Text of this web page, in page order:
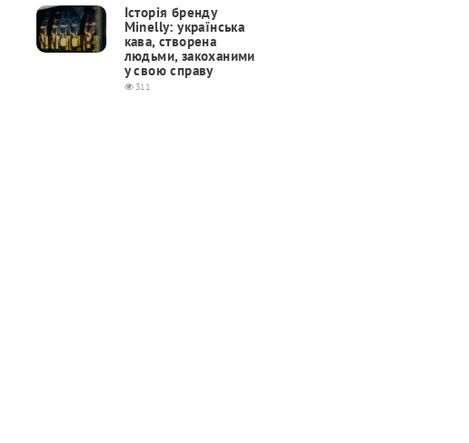
Історія бренду
Minelly: українська
кава, створена
людьми, закоханими
у свою справу
311